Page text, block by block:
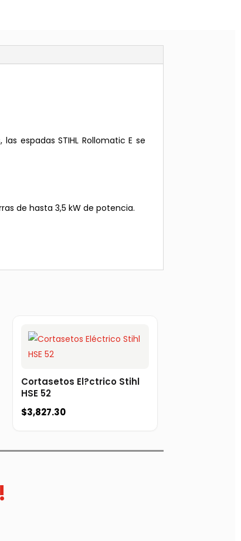
espadas STIHL Rollomatic E se
de hasta 3,5 kW de potencia.
Cortasetos El?ctrico Stihl
HSE 52
$3,827.30